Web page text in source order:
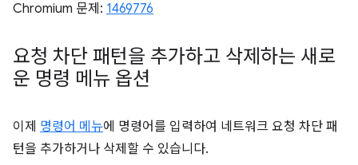
Chromium 문제: 1469776
요청 차단 패턴을 추가하고 삭제하는 새로
운 명령 메뉴 옵션
이제 명령어 메뉴에 명령어를 입력하여 네트워크 요청 차단 패
턴을 추가하거나 삭제할 수 있습니다.